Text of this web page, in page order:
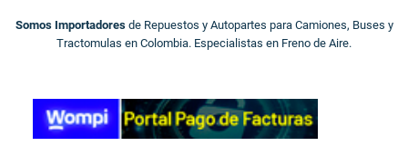
Somos Importadores de Repuestos y Autopartes para Camiones, Buses y
Tractomulas en Colombia. Especialistas en Freno de Aire.